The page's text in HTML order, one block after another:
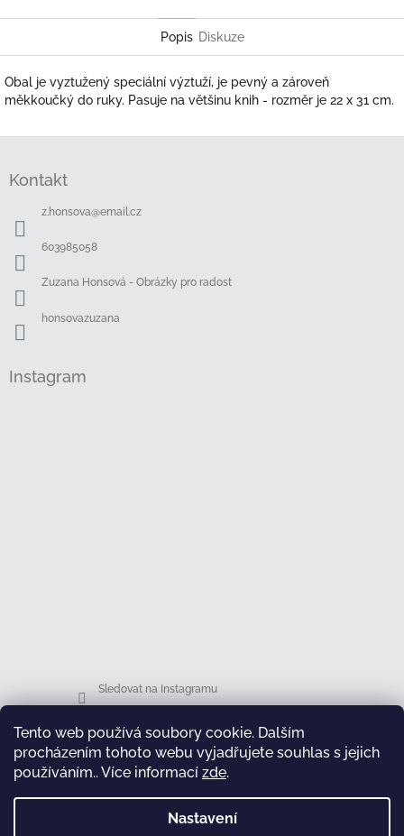
Tento web používá soubory cookie. Dalším
procházením tohoto webu vyjadřujete souhlas s jejich
používáním.. Více informací zde.
Nastavení
Popis Diskuze
Obal je vyztužený speciální výztuží, je pevný a zároveň
měkkoučký do ruky. Pasuje na většinu knih - rozměr je 22 x 31 cm.
Kontakt
z.honsova@email.cz
603985058
Zuzana Honsová - Obrázky pro radost
honsovazuzana
Instagram
Sledovat na Instagramu
Facebook
test